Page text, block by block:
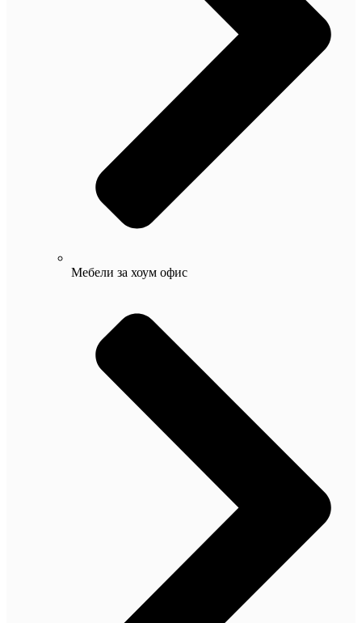
Мебели за хоум офис